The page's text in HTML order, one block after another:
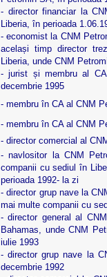
- director financiar la
Liberia, în perioada
- economist la CNM
același timp director
Liberia, unde CNM
- jurist și membru al
decembrie 1995
- membru în CA al CNM
- membru în CA al CNM
- director comercial al
- navlositor la CNM
companii cu sediul în
perioada 1992- la zi
- director grup nave la
mai multe companii cu
- director general al
Bahamas, unde CNM
iulie 1993
- director grup nave la
decembrie 1992